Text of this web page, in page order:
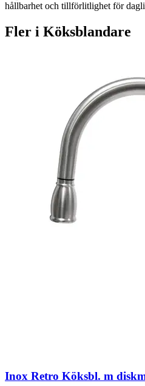
hållbarhet och tillförlitlighet för
Fler i Köksblandare
Inox Retro Köksbl. m